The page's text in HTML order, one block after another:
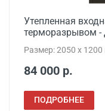
Утепленная
терморазрывом -
Размер: 2050 x
84 000 р.
ПОДРОБНЕЕ